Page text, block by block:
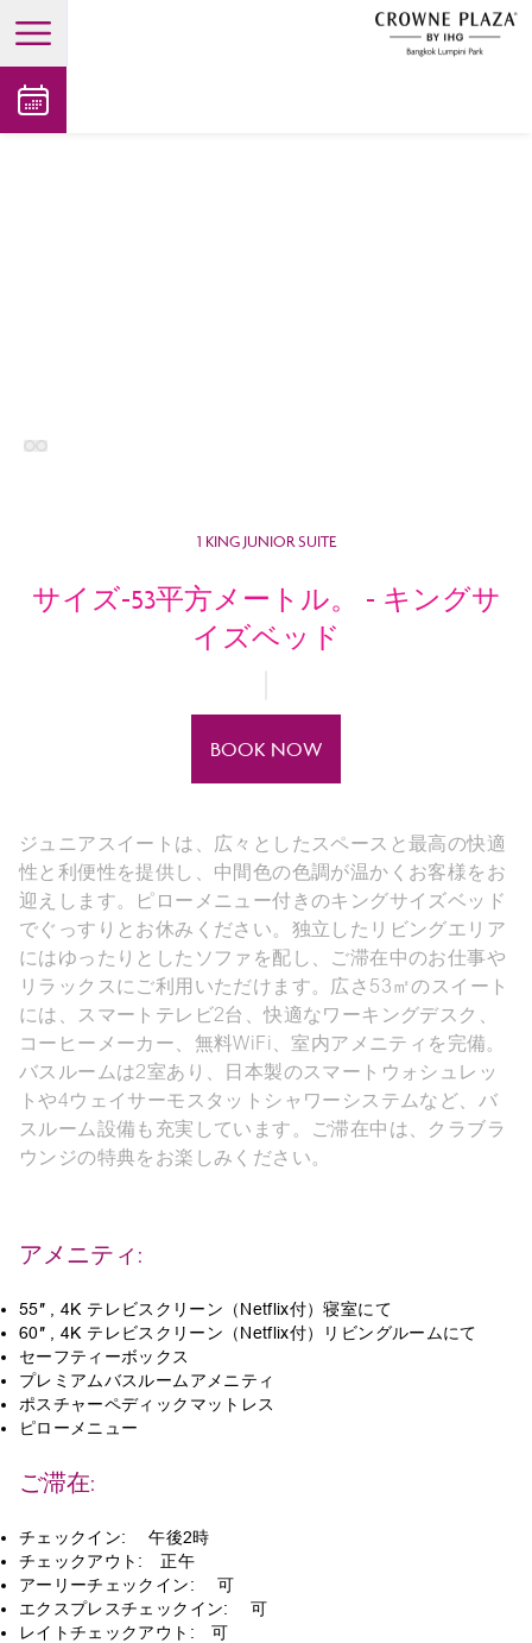
open main menu
1 KING JUNIOR SUITE
サイズ-53平方メートル。 - キングサ
イズベッド
BOOK NOW
ジュニアスイートは、広々としたスペースと最高の快適
性と利便性を提供し、中間色の色調が温かくお客様をお
迎えします。ピローメニュー付きのキングサイズベッド
でぐっすりとお休みください。独立したリビングエリア
にはゆったりとしたソファを配し、ご滞在中のお仕事や
リラックスにご利用いただけます。広さ53㎡のスイート
には、スマートテレビ2台、快適なワーキングデスク、
コーヒーメーカー、無料WiFi、室内アメニティを完備。
バスルームは2室あり、日本製のスマートウォシュレッ
トや4ウェイサーモスタットシャワーシステムなど、バ
スルーム設備も充実しています。ご滞在中は、クラブラ
ウンジの特典をお楽しみください。
アメニティ:
55″ , 4K テレビスクリーン（Netflix付）寝室にて
60″ , 4K テレビスクリーン（Netflix付）リビングルームにて
セーフティーボックス
プレミアムバスルームアメニティ
ポスチャーペディックマットレス
ピローメニュー
ご滞在:
チェックイン: 午後2時
チェックアウト: 正午
アーリーチェックイン: 可
エクスプレスチェックイン: 可
レイトチェックアウト: 可